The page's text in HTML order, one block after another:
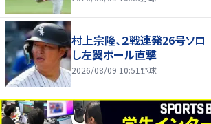
村上宗隆、２戦連発26号ソ
し左翼ポール直撃
2026/08/09 10:51 野球